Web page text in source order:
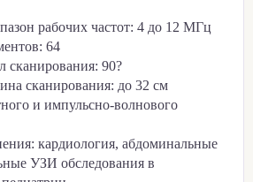
рабочих частот: 4 до 12 МГц
64
90?
сканирования: до 32 см
и импульсно-волнового
кардиология, абдоминальные
УЗИ обследования в